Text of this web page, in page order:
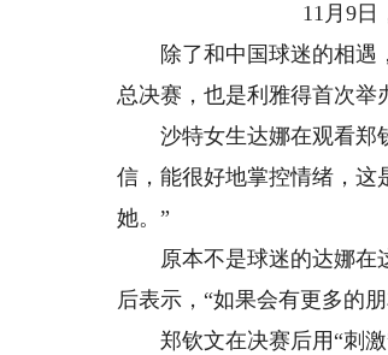
11月9日，
除了和中国球迷的相遇，
总决赛，也是利雅得首次举
沙特女生达娜在观看郑钦
信，能很好地掌控情绪，这
她。”
原本不是球迷的达娜在这
后表示，“如果会有更多的
郑钦文在决赛后用“刺激